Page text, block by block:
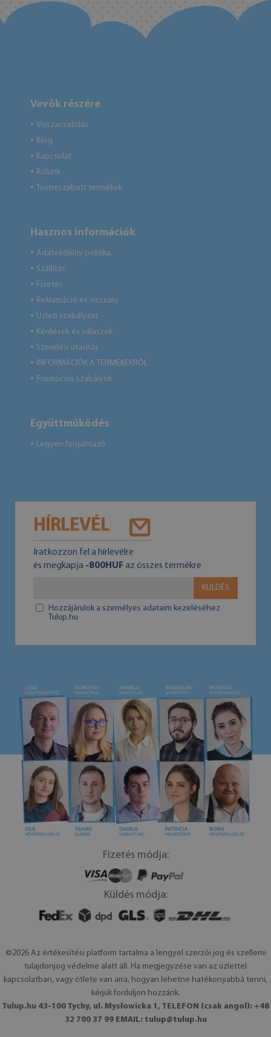
Vevők részére
● Visszacsatolás
● Blog
● Kapcsolat
● Rólunk
● Testreszabott termékek
Hasznos információk
● Adatvédelmi politika
● Szállítás
● Fizetés
● Reklamáció és visszáru
● Üzleti szabályzat
● Kérdések és válaszok
● Szerelési utasítás
● INFORMÁCIÓK A TERMÉKEKRŐL
● Promóciós szabályok
Együttműködés
● Legyen forgalmazó
HÍRLEVÉL
Iratkozzon fel a hírlevélre
és megkapja -800HUFaz összes termékre
KÜLDÉS
Hozzájárulok a személyes adataim kezeléséhez
Tulup.hu
Fizetés módja:
Küldés módja:
©2026 Az értékesítési platform tartalma a lengyel szerzői jog és szellemi
tulajdonjog védelme alatt áll. Ha megjegyzése van az üzlettel
kapcsolatban, vagy ötlete van arra, hogyan lehetne hatékonyabbá tenni,
kérjük forduljon hozzánk.
Tulup.hu 43-100 Tychy, ul. Mysłowicka 1, TELEFON (csak angol): +48
32 700 37 99 EMAIL: tulup@tulup.hu